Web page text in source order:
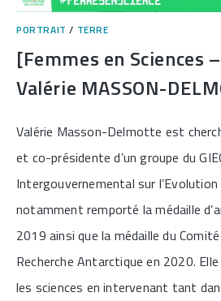
PORTRAIT / TERRE
[Femmes en Sciences
Valérie MASSON-
Valérie Masson-Delmotte est
et co-présidente d’un groupe du
Intergouvernemental sur l’Evolution
notamment remporté la médaille
2019 ainsi que la médaille du
Recherche Antarctique en 2020.
les sciences en intervenant tant